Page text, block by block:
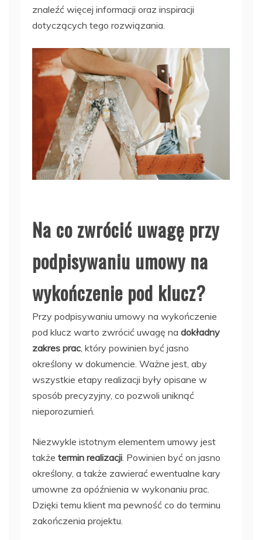
znaleźć więcej informacji oraz inspiracji
dotyczących tego rozwiązania.
Na co zwrócić uwagę przy
podpisywaniu umowy na
wykończenie pod klucz?
Przy podpisywaniu umowy na wykończenie
pod klucz warto zwrócić uwagę na dokładny
zakres prac , który powinien być jasno
określony w dokumencie. Ważne jest, aby
wszystkie etapy realizacji były opisane w
sposób precyzyjny, co pozwoli uniknąć
nieporozumień.
Niezwykle istotnym elementem umowy jest
także termin realizacji . Powinien być on jasno
określony, a także zawierać ewentualne kary
umowne za opóźnienia w wykonaniu prac.
Dzięki temu klient ma pewność co do terminu
zakończenia projektu.